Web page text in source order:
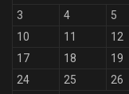
3
4 5
10
11 12
17
18 19
24
25 26